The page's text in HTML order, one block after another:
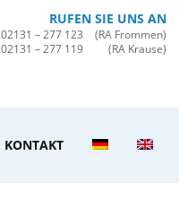
RUFEN SIE UNS AN
02131 – 277 123
02131 – 277 119
(RA Frommen)
(RA Krause)
KONTAKT